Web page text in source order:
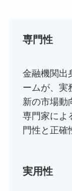
専門性
金融機関出
ームが、実
新の市場動
専門家によ
門性と正確
実用性